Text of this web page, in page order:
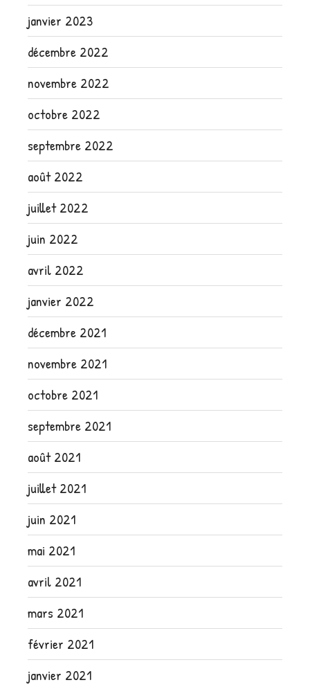
janvier 2023
décembre 2022
novembre 2022
octobre 2022
septembre 2022
août 2022
juillet 2022
juin 2022
avril 2022
janvier 2022
décembre 2021
novembre 2021
octobre 2021
septembre 2021
août 2021
juillet 2021
juin 2021
mai 2021
avril 2021
mars 2021
février 2021
janvier 2021